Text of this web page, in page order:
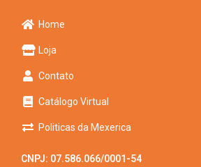
Home
Loja
Contato
Catálogo Virtual
Politicas da Mexerica
CNPJ: 07.586.066/0001-54